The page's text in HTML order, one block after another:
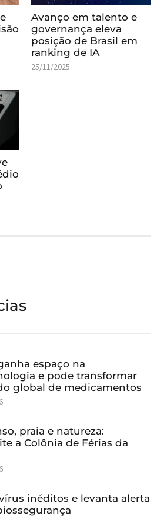
Avanço em talento e
governança eleva
posição de Brasil em
ranking de IA
25/11/2025
espaço na
e pode transformar
global de medicamentos
praia e natureza:
a Colônia de Férias da
inéditos e levanta alerta